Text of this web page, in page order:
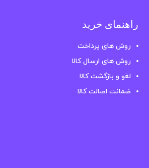
راهنمای خرید
روش های پرداخت
روش های ارسال کالا
لغو و بازگشت کالا
ضمانت اصالت کالا